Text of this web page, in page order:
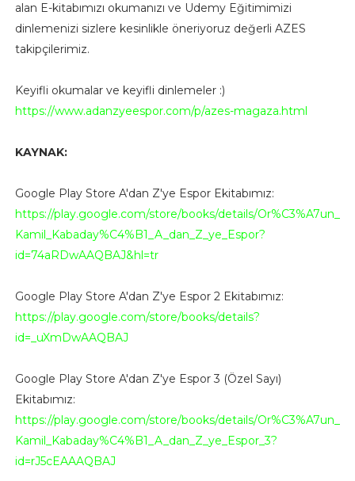
alan E-kitabımızı okumanızı ve Udemy Eğitimimizi
dinlemenizi sizlere kesinlikle öneriyoruz değerli AZES
takipçilerimiz.
Keyifli okumalar ve keyifli dinlemeler :)
https://www.adanzyeespor.com/p/azes-magaza.html
KAYNAK:
Google Play Store A'dan Z'ye Espor Ekitabımız:
https://play.google.com/store/books/details/Or%C3%A7un_
Kamil_Kabaday%C4%B1_A_dan_Z_ye_Espor?
id=74aRDwAAQBAJ&hl=tr
Google Play Store A'dan Z'ye Espor 2 Ekitabımız:
https://play.google.com/store/books/details?
id=_uXmDwAAQBAJ
Google Play Store A'dan Z'ye Espor 3 (Özel Sayı)
Ekitabımız:
https://play.google.com/store/books/details/Or%C3%A7un_
Kamil_Kabaday%C4%B1_A_dan_Z_ye_Espor_3?
id=rJ5cEAAAQBAJ